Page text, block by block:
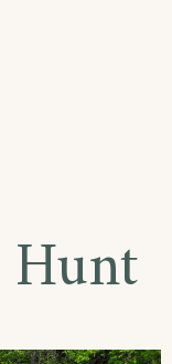
Hunt